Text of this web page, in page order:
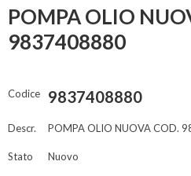
POMPA OLIO
9837408880
Codice 9837408880
Descr. POMPA OLIO NUOVA COD.
Stato Nuovo